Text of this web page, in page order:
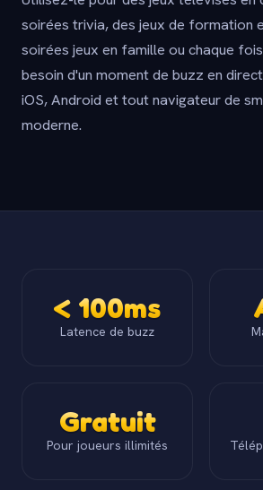
soirées trivia, des jeux de formation
soirées jeux en famille ou chaque
besoin d'un moment de buzz en
iOS, Android et tout navigateur de
moderne.
< 100ms
Latence de buzz
Gratuit
Pour joueurs illimités